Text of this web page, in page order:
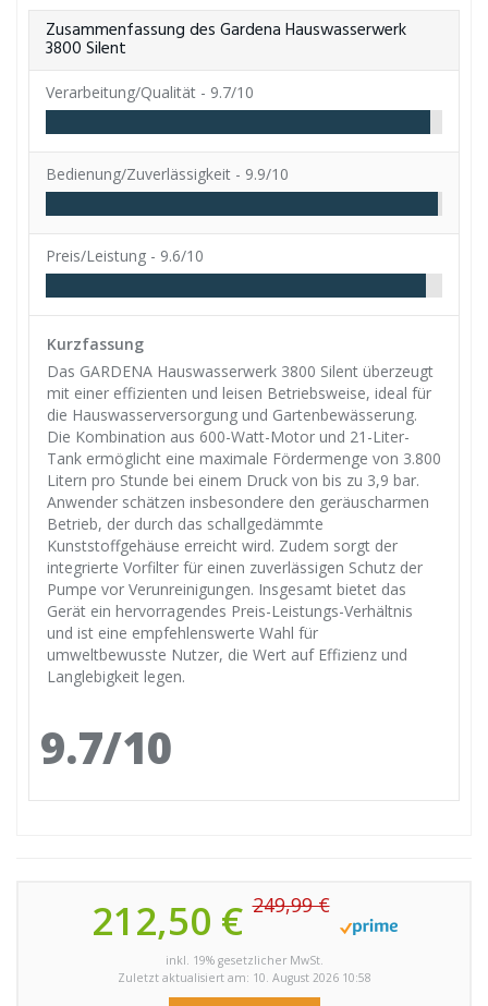
Zusammenfassung des Gardena Hauswasserwerk
3800 Silent
Verarbeitung/Qualität - 9.7/10
Bedienung/Zuverlässigkeit - 9.9/10
Preis/Leistung - 9.6/10
Kurzfassung
Das GARDENA Hauswasserwerk 3800 Silent überzeugt
mit einer effizienten und leisen Betriebsweise, ideal für
die Hauswasserversorgung und Gartenbewässerung.
Die Kombination aus 600-Watt-Motor und 21-Liter-
Tank ermöglicht eine maximale Fördermenge von 3.800
Litern pro Stunde bei einem Druck von bis zu 3,9 bar.
Anwender schätzen insbesondere den geräuscharmen
Betrieb, der durch das schallgedämmte
Kunststoffgehäuse erreicht wird. Zudem sorgt der
integrierte Vorfilter für einen zuverlässigen Schutz der
Pumpe vor Verunreinigungen. Insgesamt bietet das
Gerät ein hervorragendes Preis-Leistungs-Verhältnis
und ist eine empfehlenswerte Wahl für
umweltbewusste Nutzer, die Wert auf Effizienz und
Langlebigkeit legen.
9.7/10
212,50 €249,99 €
inkl. 19% gesetzlicher MwSt.
Zuletzt aktualisiert am: 10. August 2026 10:58